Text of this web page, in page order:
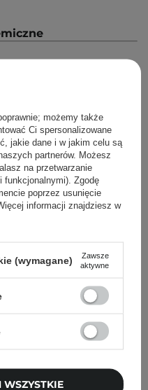
Powrót do Cosipedii
eksperckie porady,
na maila!
możemy także
Ci spersonalizowane
jakie dane i w jakim celu są
partnerów. Możesz
na przetwarzanie
funkcjonalnymi). Zgodę
poprzez usunięcie
informacji znajdziesz w
(wymagane)
Zawsze
aktywne